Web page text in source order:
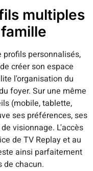
multiples
personnalisés,
créer son espace
l'organisation du
foyer. Sur une même
(mobile, tablette,
ses préférences, ses
visionnage. L'accès
de TV Replay et au
ainsi parfaitement
de chacun.